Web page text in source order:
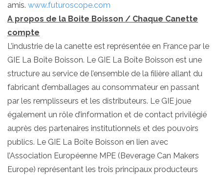
amis. www.futuroscope.com
A propos de la Boite Boisson / Chaque Canette
compte
L’industrie de la canette est représentée en France par le
GIE La Boîte Boisson. Le GIE La Boîte Boisson est une
structure au service de l’ensemble de la filière allant du
fabricant d’emballages au consommateur en passant
par les remplisseurs et les distributeurs. Le GIE joue
également un rôle d’information et de contact privilégié
auprès des partenaires institutionnels et des pouvoirs
publics. Le GIE La Boîte Boisson en lien avec
l’Association Européenne MPE (Beverage Can Makers
Europe) représentant les trois principaux producteurs